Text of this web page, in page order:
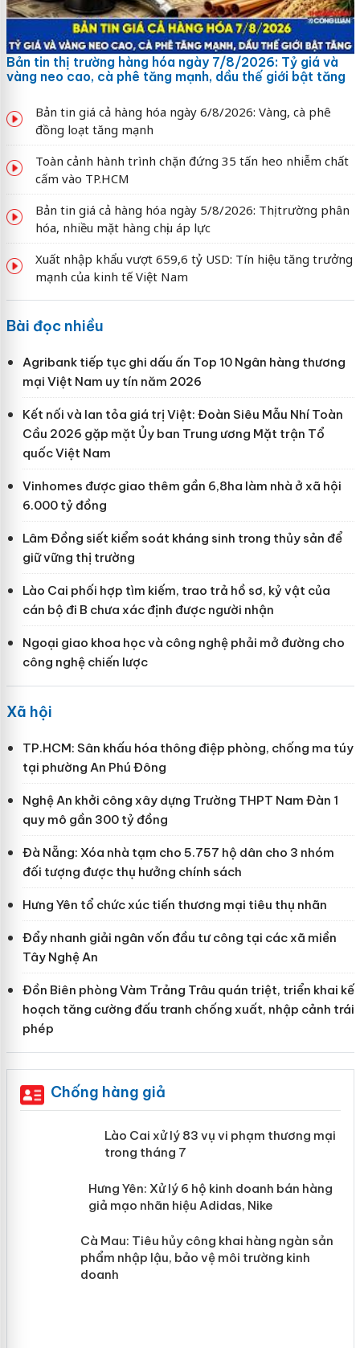
Bản tin thị trường hàng hóa ngày 7/8/2026: Tỷ giá và
vàng neo cao, cà phê tăng mạnh, dầu thế giới bật tăng
Bản tin giá cả hàng hóa ngày 6/8/2026: Vàng, cà phê
đồng loạt tăng mạnh
Toàn cảnh hành trình chặn đứng 35 tấn heo nhiễm chất
cấm vào TP.HCM
Bản tin giá cả hàng hóa ngày 5/8/2026: Thị trường phân
hóa, nhiều mặt hàng chịu áp lực
Xuất nhập khẩu vượt 659,6 tỷ USD: Tín hiệu tăng trưởng
mạnh của kinh tế Việt Nam
Bài đọc nhiều
Agribank tiếp tục ghi dấu ấn Top 10 Ngân hàng thương
mại Việt Nam uy tín năm 2026
Kết nối và lan tỏa giá trị Việt: Đoàn Siêu Mẫu Nhí Toàn
Cầu 2026 gặp mặt Ủy ban Trung ương Mặt trận Tổ
quốc Việt Nam
Vinhomes được giao thêm gần 6,8ha làm nhà ở xã hội
6.000 tỷ đồng
Lâm Đồng siết kiểm soát kháng sinh trong thủy sản để
giữ vững thị trường
Lào Cai phối hợp tìm kiếm, trao trả hồ sơ, kỷ vật của
cán bộ đi B chưa xác định được người nhận
Ngoại giao khoa học và công nghệ phải mở đường cho
công nghệ chiến lược
Xã hội
TP.HCM: Sân khấu hóa thông điệp phòng, chống ma túy
tại phường An Phú Đông
Nghệ An khởi công xây dựng Trường THPT Nam Đàn 1
quy mô gần 300 tỷ đồng
Đà Nẵng: Xóa nhà tạm cho 5.757 hộ dân cho 3 nhóm
đối tượng được thụ hưởng chính sách
Hưng Yên tổ chức xúc tiến thương mại tiêu thụ nhãn
Đẩy nhanh giải ngân vốn đầu tư công tại các xã miền
Tây Nghệ An
Đồn Biên phòng Vàm Trảng Trâu quán triệt, triển khai kế
hoạch tăng cường đấu tranh chống xuất, nhập cảnh trái
phép
Chống hàng giả
Lào Cai xử lý 83 vụ vi phạm thương
mại trong tháng 7
Hưng Yên: Xử lý 6 hộ kinh doanh bán
hàng giả mạo nhãn hiệu Adidas, Nike